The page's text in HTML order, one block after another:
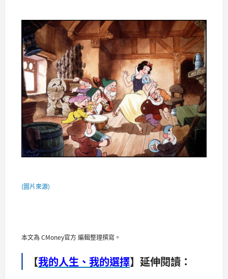
(圖片來源)
本文為 CMoney官方 編輯整理撰寫。
【我的人生、我的選擇】延伸閱讀：